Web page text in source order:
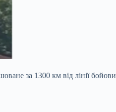
за 1300 км від лінії